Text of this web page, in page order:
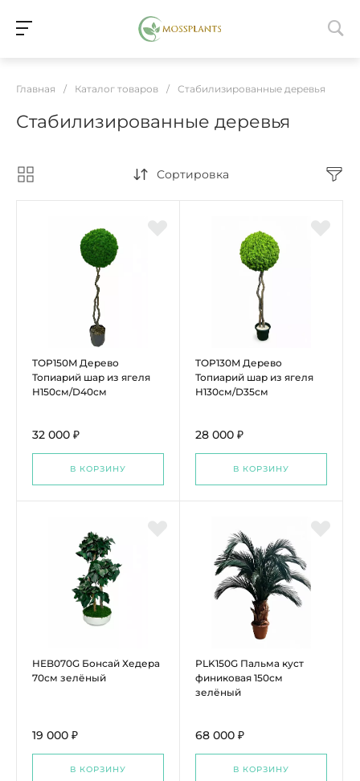
Главная / Каталог товаров / Стабилизированные деревья
Стабилизированные деревья
Сортировка
TOP150M Дерево
Топиарий шар из ягеля
H150см/D40см
32 000 ₽
В КОРЗИНУ
TOP130M Дерево
Топиарий шар из ягеля
H130см/D35см
28 000 ₽
В КОРЗИНУ
HEB070G Бонсай Хедера
70см зелёный
19 000 ₽
В КОРЗИНУ
PLK150G Пальма куст
финиковая 150см
зелёный
68 000 ₽
В КОРЗИНУ